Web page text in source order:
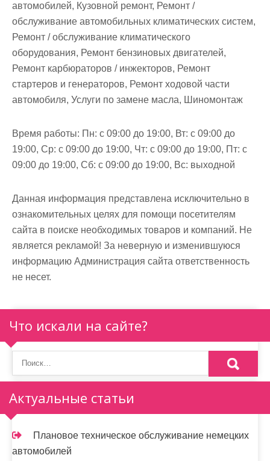
автомобилей, Кузовной ремонт, Ремонт /
обслуживание автомобильных климатических систем,
Ремонт / обслуживание климатического
оборудования, Ремонт бензиновых двигателей,
Ремонт карбюраторов / инжекторов, Ремонт
стартеров и генераторов, Ремонт ходовой части
автомобиля, Услуги по замене масла, Шиномонтаж
Время работы: Пн: с 09:00 до 19:00, Вт: с 09:00 до
19:00, Ср: с 09:00 до 19:00, Чт: с 09:00 до 19:00, Пт: с
09:00 до 19:00, Сб: с 09:00 до 19:00, Вс: выходной
Данная информация представлена исключительно в
ознакомительных целях для помощи посетителям
сайта в поиске необходимых товаров и компаний. Не
является рекламой! За неверную и изменившуюся
информацию Администрация сайта ответственность
не несет.
Что искали на сайте?
Актуальные статьи
Плановое техническое обслуживание немецких
автомобилей